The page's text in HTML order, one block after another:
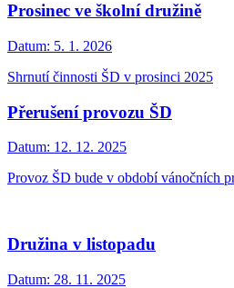
Prosinec ve školní družině
Datum: 5. 1. 2026
Shrnutí činnosti ŠD v prosinci 2025
Přerušení provozu ŠD
Datum: 12. 12. 2025
Provoz ŠD bude v období vánočních
Družina v listopadu
Datum: 28. 11. 2025